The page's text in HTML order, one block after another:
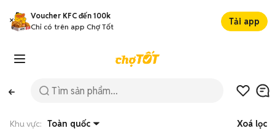
Voucher KFC đến 100k
Chỉ có trên app Chợ Tốt
Tải app
Khu vực: Toàn quốc Xoá lọc